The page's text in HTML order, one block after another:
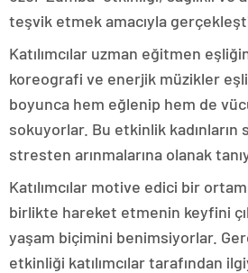
teşvik etmek amacıyla
Katılımcılar uzman eğitmen
koreografi ve enerjik müzikler
boyunca hem eğlenip hem de
sokuyorlar. Bu etkinlik kadınların
stresten arınmalarına olanak
Katılımcılar motive edici bir
birlikte hareket etmenin keyfini
yaşam biçimini benimsiyorlar.
etkinliği katılımcılar tarafından